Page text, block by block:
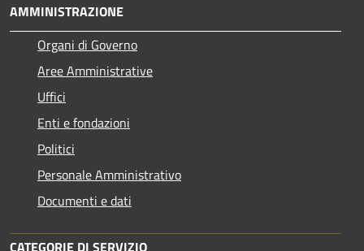
AMMINISTRAZIONE
Organi di Governo
Aree Amministrative
Uffici
Enti e fondazioni
Politici
Personale Amministrativo
Documenti e dati
CATEGORIE DI SERVIZIO